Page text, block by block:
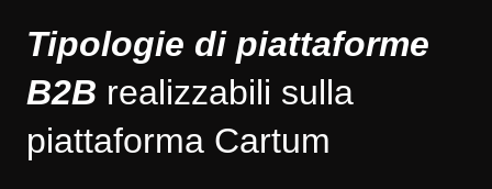
Tipologie di piattaforme
B2B realizzabili sulla
piattaforma Cartum